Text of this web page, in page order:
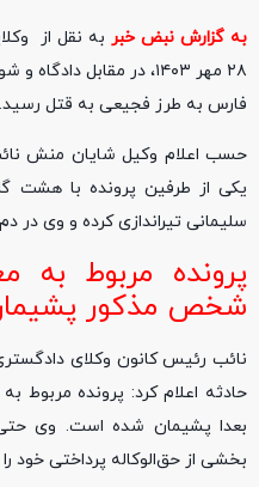
به گزارش نبض خبر به نقل از
۲۸ مهر ۱۴۰۳، در مقابل
فارس به طرز فجیعی به قتل رسید.
حسب اعلام وکیل شایان منش
یکی از طرفین پرونده با هشت
سلیمانی تیراندازی کرده و وی در
پرونده مربوط به
شخص مذکور
نائب رئیس کانون وکلای
حادثه اعلام کرد: پرونده
بعدا پشیمان شده است. وی
بخشی از حق‌الوکاله پرداختی خود